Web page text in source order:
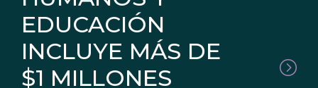
EDUCACIÓN
INCLUYE MÁS DE
$1 MILLONES